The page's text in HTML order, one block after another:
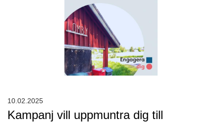
Kampanj vill uppmuntra dig till
10.02.2025